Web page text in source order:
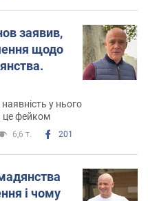
заявив,
щодо
у нього
це фейком
6,6 т. 201
і чому